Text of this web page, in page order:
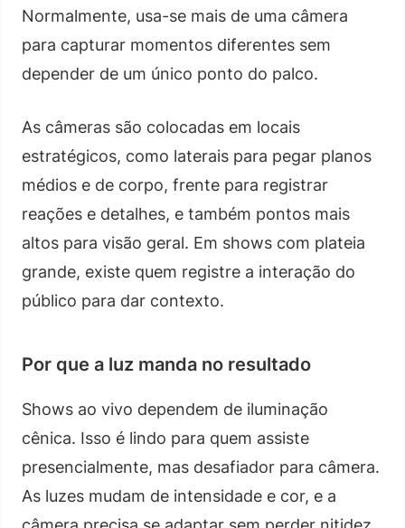
Normalmente, usa-se mais de uma câmera
para capturar momentos diferentes sem
depender de um único ponto do palco.
As câmeras são colocadas em locais
estratégicos, como laterais para pegar planos
médios e de corpo, frente para registrar
reações e detalhes, e também pontos mais
altos para visão geral. Em shows com plateia
grande, existe quem registre a interação do
público para dar contexto.
Por que a luz manda no resultado
Shows ao vivo dependem de iluminação
cênica. Isso é lindo para quem assiste
presencialmente, mas desafiador para câmera.
As luzes mudam de intensidade e cor, e a